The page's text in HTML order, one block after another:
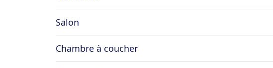
Salon
Chambre à coucher